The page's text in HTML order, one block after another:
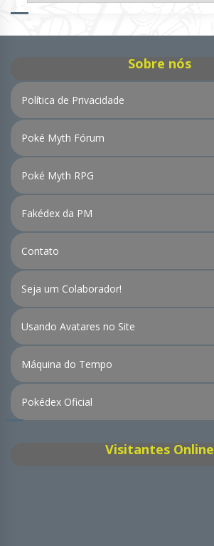
de
Sobre nós
Política de Privacidade
Poké Myth Fórum
Poké Myth RPG
Fakédex da PM
Contato
Seja um Colaborador!
Usando Avatares no Site
Máquina do Tempo
Pokédex Oficial
Visitantes Online